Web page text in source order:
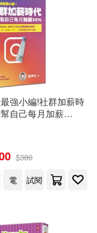
強小編!社群加薪時
自己每月加薪
經營達人冒牌生不
圖文教學，FB、
、YT……自媒體變現
$380
電
試閱